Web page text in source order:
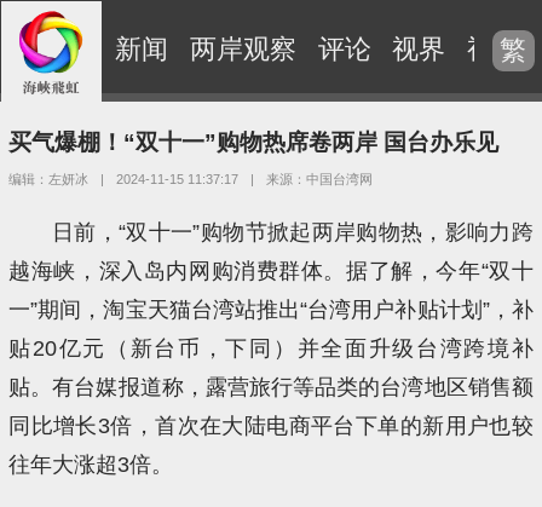
新闻 两岸观察 评论 视界 视频
繁
买气爆棚！“双十一”购物热席卷两岸 国台办乐见
编辑：左妍冰 | 2024-11-15 11:37:17 | 来源：中国台湾网
日前，“双十一”购物节掀起两岸购物热，影响力跨
越海峡，深入岛内网购消费群体。据了解，今年“双十
一”期间，淘宝天猫台湾站推出“台湾用户补贴计划”，补
贴20亿元（新台币，下同）并全面升级台湾跨境补
贴。有台媒报道称，露营旅行等品类的台湾地区销售额
同比增长3倍，首次在大陆电商平台下单的新用户也较
往年大涨超3倍。